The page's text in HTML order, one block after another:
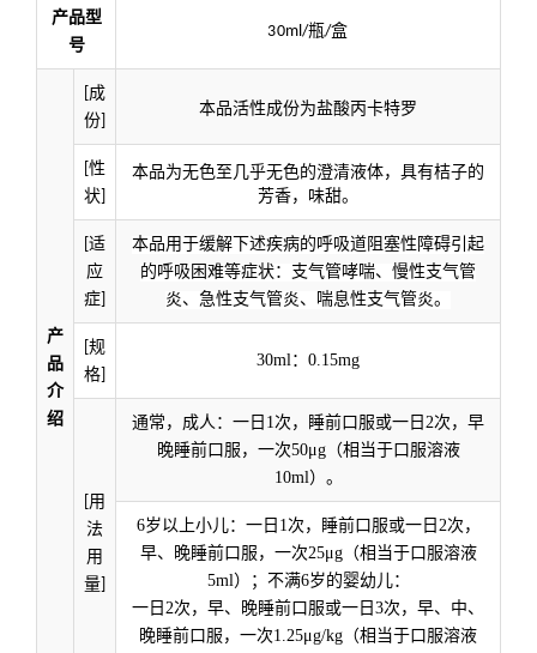
产品型
号
30ml/瓶/盒
产
品
介
绍
[成
份]
本品活性成份为盐酸丙卡特罗
[性
状]
本品为无色至几乎无色的澄清液体，具有桔子的
芳香，味甜。
[适
应
症]
本品用于缓解下述疾病的呼吸道阻塞性障碍引起
的呼吸困难等症状：支气管哮喘、慢性支气管
炎、急性支气管炎、喘息性支气管炎。
[规
格]
30ml： 0.15mg
[用
法
用
量]
通常，成人：一日 1次，睡前口服或一日 2次，早
晚睡前口服，一次50μg（相当于口服溶液
10ml）。
6岁以上小儿：一日 1次，睡前口服或一日 2次，
早、晚睡前口服，一次25μg（相当于口服溶液
5ml）；不满6岁的婴幼儿：
一日 2次，早、晚睡前口服或一日 3次，早、中、
晚睡前口服，一次1.25μg/kg （相当于口服溶液